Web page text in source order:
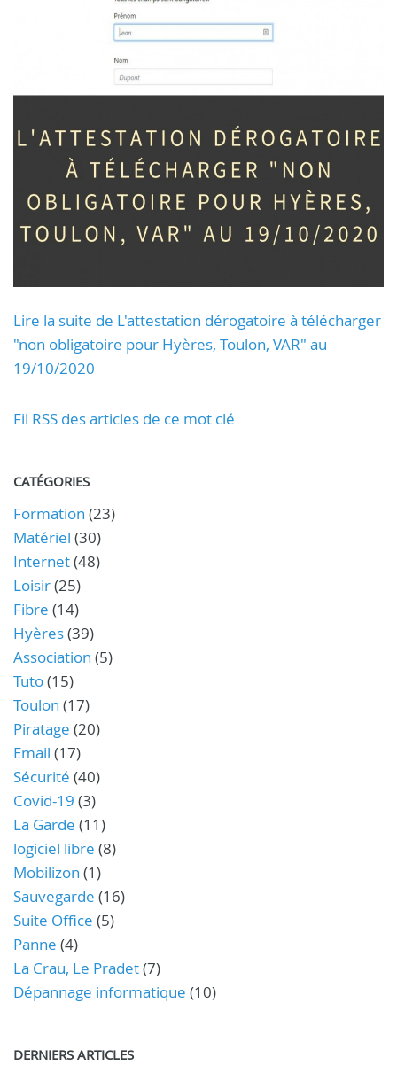
Lire la suite de L'attestation dérogatoire à télécharger
"non obligatoire pour Hyères, Toulon, VAR" au
19/10/2020
Fil RSS des articles de ce mot clé
CATÉGORIES
Formation (23)
Matériel (30)
Internet(48)
Loisir(25)
Fibre (14)
Hyères(39)
Association (5)
Tuto(15)
Toulon (17)
Piratage (20)
Email (17)
Sécurité (40)
Covid-19 (3)
La Garde (11)
logiciel libre (8)
Mobilizon (1)
Sauvegarde (16)
Suite Office (5)
Panne (4)
La Crau, Le Pradet(7)
Dépannage informatique (10)
DERNIERS ARTICLES